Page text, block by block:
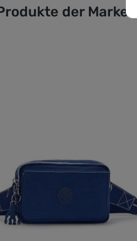
der Marke